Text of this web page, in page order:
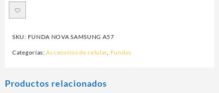
SKU: FUNDA NOVA SAMSUNG A57
Categorías:Accesorios de celular, Fundas
Productos relacionados